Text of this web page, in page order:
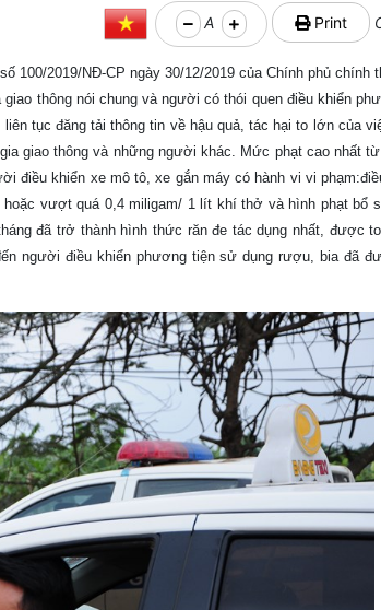
A Print
100/2019/NĐ-CP ngày 30/12/2019 của Chính phủ
thông nói chung và người có thói quen điều khiển
tục đăng tải thông tin về hậu quả, tác hại to lớn của
giao thông và những người khác. Mức phạt cao nhất từ
điều khiển xe mô tô, xe gắn máy có hành vi vi
vượt quá 0,4 miligam/ 1 lít khí thở và hình phạt bổ
đã trở thành hình thức răn đe tác dụng nhất, được
người điều khiển phương tiện sử dụng rượu, bia đã